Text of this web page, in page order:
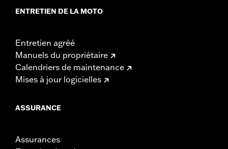
ENTRETIEN DE LA MOTO
Entretien agréé
Manuels du propriétaire
Calendriers de maintenance
Mises à jour logicielles
ASSURANCE
Assurances